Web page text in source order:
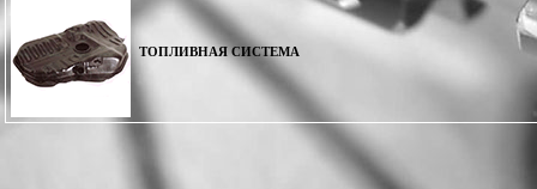
ТОПЛИВНАЯ СИСТЕМА